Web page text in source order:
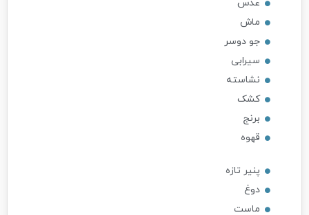
عدس
ماش
جو دوسر
سیرابی
نشاسته
کشک
برنج
قهوه
پنیر تازه
دوغ
ماست